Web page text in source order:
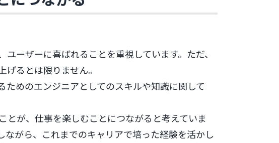
ーザーに喜ばれることを重視しています。ただ、
るとは限りません。
めのエンジニアとしてのスキルや知識に関して
が、仕事を楽しむことにつながると考えていま
がら、これまでのキャリアで培った経験を活かし